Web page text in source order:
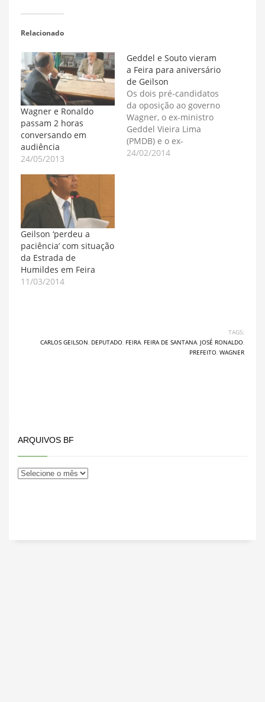
Relacionado
Wagner e Ronaldo
passam 2 horas
conversando em
audiência
24/05/2013
Geddel e Souto vieram
a Feira para aniversário
de Geilson
Os dois pré-candidatos
da oposição ao governo
Wagner, o ex-ministro
Geddel Vieira Lima
(PMDB) e o ex-
governador Paulo
24/02/2014
Geilson ‘perdeu a
paciência’ com situação
da Estrada de
Humildes em Feira
11/03/2014
TAGS:
CARLOS GEILSON, DEPUTADO, FEIRA, FEIRA DE SANTANA, JOSÉ RONALDO,
PREFEITO, WAGNER
ARQUIVOS BF